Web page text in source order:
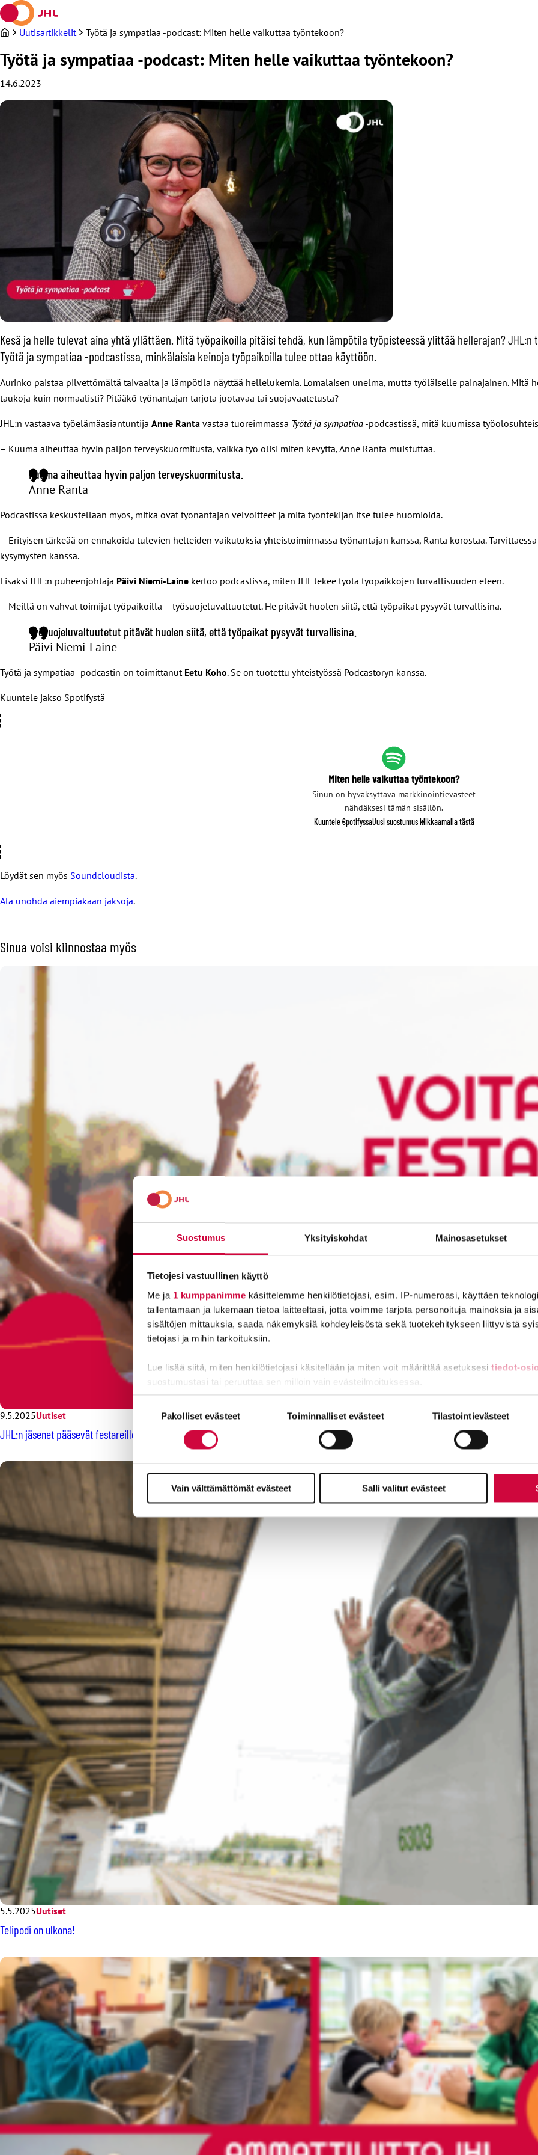
Suostumus Yksityiskohdat Mainosasetukset
Tietojesi vastuullinen käyttö
Me ja 1 kumppanimme käsittelemme henkilötietojasi, esim. IP-numeroasi, käyttäen
tallentamaan ja lukemaan tietoa laitteeltasi, jotta voimme tarjota personoituja mainoksia ja
sisältöjen mittauksia, saada näkemyksiä kohdeyleisöstä sekä tuotekehitykseen liittyvistä
tietojasi ja mihin tarkoituksiin.
Lue lisää siitä, miten henkilötietojasi käsitellään ja miten voit määrittää asetuksesi tiedot-
suostumustasi tai peruuttaa sen milloin vain evästeilmoituksessa.
Evästeistä osa on välttämättömiä, osa sivuston toimintaa parantavia, ja osaa käytetään
Pakolliset evästeet Toiminnalliset evästeet Tilastointievästeet
Vain välttämättömät evästeet Salli valitut evästeet
Siirry
sisältöön
Uutisartikkelit Työtä ja sympatiaa -podcast: Miten helle vaikuttaa työntekoon?
Työtä ja sympatiaa -podcast: Miten helle vaikuttaa työntekoon?
14.6.2023
Kesä ja helle tulevat aina yhtä yllättäen. Mitä työpaikoilla pitäisi tehdä, kun lämpötila työpisteessä ylittää hellerajan?
Työtä ja sympatiaa -podcastissa, minkälaisia keinoja työpaikoilla tulee ottaa käyttöön.
Aurinko paistaa pilvettömältä taivaalta ja lämpötila näyttää hellelukemia. Lomalaisen unelma, mutta työläiselle painajainen. Mitä
taukoja kuin normaalisti? Pitääkö työnantajan tarjota juotavaa tai suojavaatetusta?
JHL:n vastaava työelämäasiantuntija Anne Ranta vastaa tuoreimmassa Työtä ja sympatiaa -podcastissä, mitä kuumissa
– Kuuma aiheuttaa hyvin paljon terveyskuormitusta, vaikka työ olisi miten kevyttä, Anne Ranta muistuttaa.
Kuuma aiheuttaa hyvin paljon terveyskuormitusta.
Anne Ranta
Podcastissa keskustellaan myös, mitkä ovat työnantajan velvoitteet ja mitä työntekijän itse tulee huomioida.
– Erityisen tärkeää on ennakoida tulevien helteiden vaikutuksia yhteistoiminnassa työnantajan kanssa, Ranta korostaa.
kysymysten kanssa.
Lisäksi JHL:n puheenjohtaja Päivi Niemi-Laine kertoo podcastissa, miten JHL tekee työtä työpaikkojen turvallisuuden eteen.
– Meillä on vahvat toimijat työpaikoilla – työsuojeluvaltuutetut. He pitävät huolen siitä, että työpaikat pysyvät turvallisina.
Työsuojeluvaltuutetut pitävät huolen siitä, että työpaikat pysyvät turvallisina.
Päivi Niemi-Laine
Työtä ja sympatiaa -podcastin on toimittanut Eetu Koho. Se on tuotettu yhteistyössä Podcastoryn kanssa.
Kuuntele jakso Spotifystä
Miten helle vaikuttaa työntekoon?
Sinun on hyväksyttävä markkinointievästeet
nähdäksesi tämän sisällön.
Kuuntele SpotifyssaUusi suostumus klikkaamalla tästä
Löydät sen myös Soundcloudista.
Älä unohda aiempiakaan jaksoja.
Sinua voisi kiinnostaa myös
9.5.2025Uutiset
JHL:n jäsenet pääsevät festareille edullisemmin – osallistu arvontaan ja voita liput!
5.5.2025Uutiset
Telipodi on ulkona!